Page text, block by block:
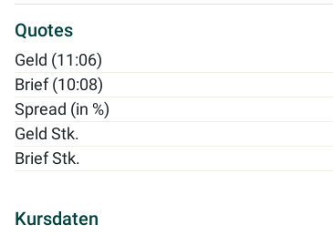
Quotes
Geld (11:06)
Brief (10:08)
Spread (in %)
Geld Stk.
Brief Stk.
Kursdaten